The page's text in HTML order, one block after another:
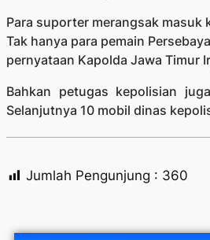
Para suporter merangsak masuk
Tak hanya para pemain
pernyataan Kapolda Jawa Timur
Bahkan petugas kepolisian
Selanjutnya 10 mobil dinas
Jumlah Pengunjung : 360